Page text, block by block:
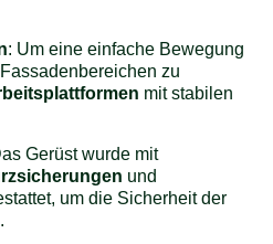
: Um eine einfache Bewegung
zu
mit stabilen
Gerüst wurde mit
und
um die Sicherheit der